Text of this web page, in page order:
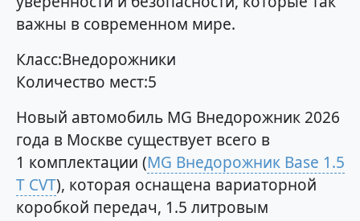
важны в современном мире.
Класс:Внедорожники
Количество мест:5
Новый автомобиль MG Внедорожник 2026
года в Москве существует всего в
1 комплектации (MG Внедорожник Base 1.5
T CVT), которая оснащена вариаторной
коробкой передач, 1.5 литровым